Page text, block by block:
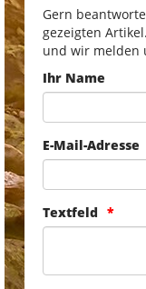
Gern
gezeigten
und wir melden
Ihr Name
E-Mail-Adresse
Textfeld